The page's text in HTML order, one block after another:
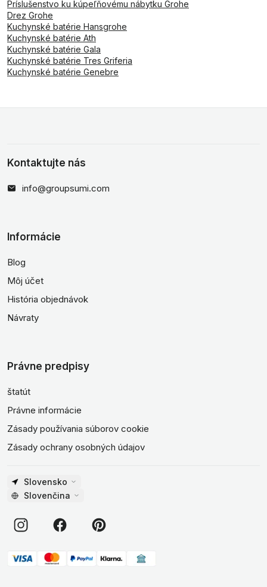
Príslušenstvo ku kúpeľňovému nábytku Grohe
Drez Grohe
Kuchynské batérie Hansgrohe
Kuchynské batérie Ath
Kuchynské batérie Gala
Kuchynské batérie Tres Griferia
Kuchynské batérie Genebre
Kontaktujte nás
info@groupsumi.com
Informácie
Blog
Môj účet
História objednávok
Návraty
Právne predpisy
štatút
Právne informácie
Zásady používania súborov cookie
Zásady ochrany osobných údajov
Slovensko
Slovenčina